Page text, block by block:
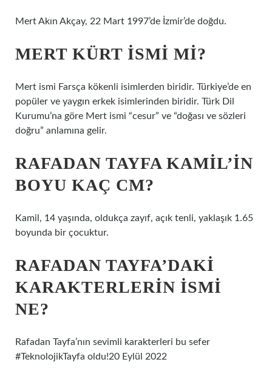
Mert Akın Akçay, 22 Mart 1997’de İzmir’de doğdu.
MERT KÜRT ISMI MI?
Mert ismi Farsça kökenli isimlerden biridir. Türkiye’de en
popüler ve yaygın erkek isimlerinden biridir. Türk Dil
Kurumu’na göre Mert ismi “cesur” ve “doğası ve sözleri
doğru” anlamına gelir.
RAFADAN TAYFA KAMIL’IN
BOYU KAÇ CM?
Kamil, 14 yaşında, oldukça zayıf, açık tenli, yaklaşık 1.65
boyunda bir çocuktur.
RAFADAN TAYFA’DAKI
KARAKTERLERIN ISMI
NE?
Rafadan Tayfa’nın sevimli karakterleri bu sefer
#TeknolojikTayfa oldu!20 Eylül 2022